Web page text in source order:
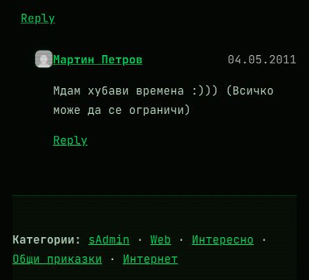
Reply
Мартин Петров 04.05.2011
Мдам хубави времена :))) (Всичко
може да се ограничи)
Reply
Категории: sAdmin · Web · Интересно ·
Общи приказки · Интернет